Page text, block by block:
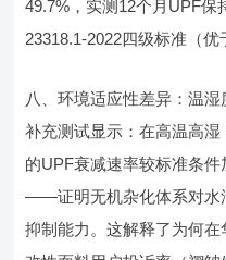
49.7%，实测12个月UPF保
23318.1-2022四级标准（优
八、环境适应性差异：温
补充测试显示：在高温高
的UPF衰减速率较标准条
——证明无机杂化体系对水
抑制能力。这解释了为何